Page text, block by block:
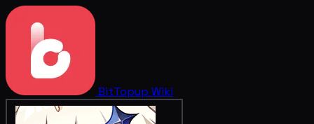
BitTopup Wiki